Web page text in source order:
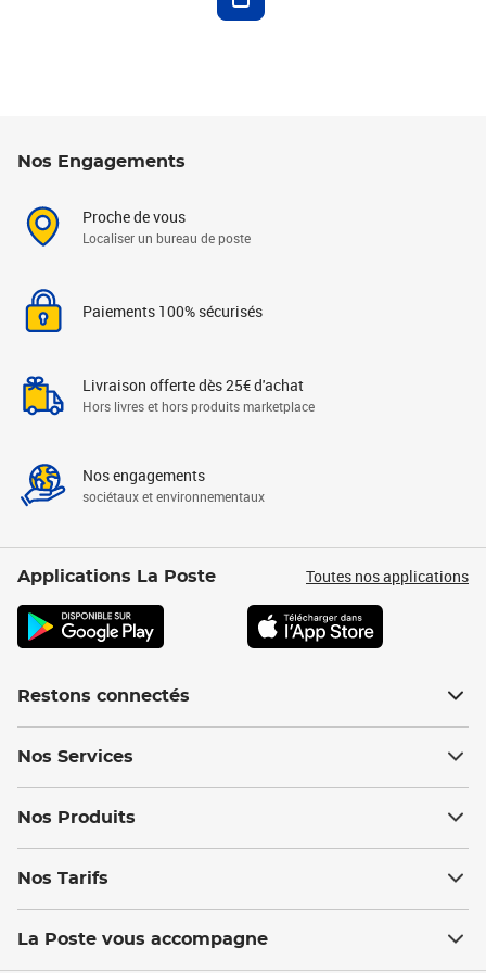
Nos Engagements
Proche de vous
Localiser un bureau de poste
Paiements 100% sécurisés
Livraison offerte dès 25€ d'achat
Hors livres et hors produits marketplace
Nos engagements
sociétaux et environnementaux
Applications La Poste Toutes nos applications
Restons connectés
Nos Services
Nos Produits
Nos Tarifs
La Poste vous accompagne